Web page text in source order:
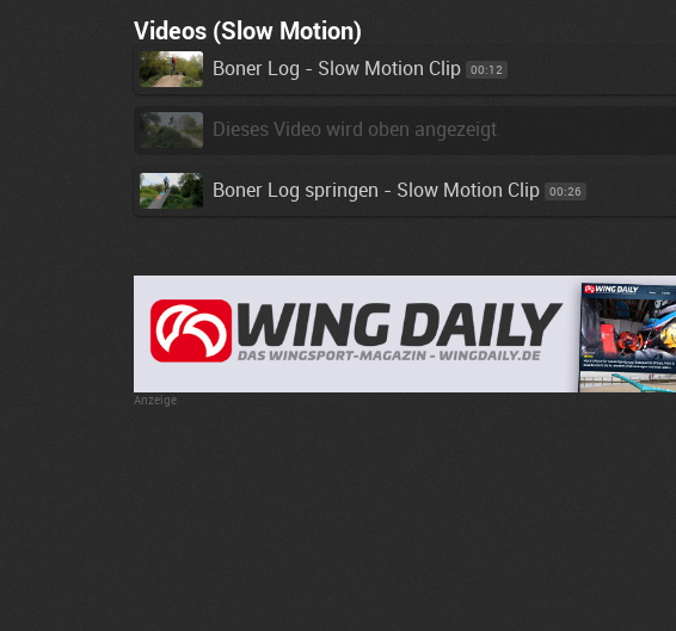
Videos (Slow Motion)
Boner Log - Slow Motion Clip 00:12
Dieses Video wird oben angezeigt
Boner Log springen - Slow Motion Clip 00:26
Anzeige